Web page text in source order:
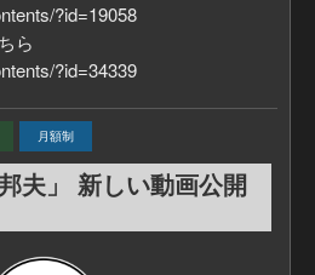
?id=19058
ら
?id=34339
月額制
夫」 新しい動画公開